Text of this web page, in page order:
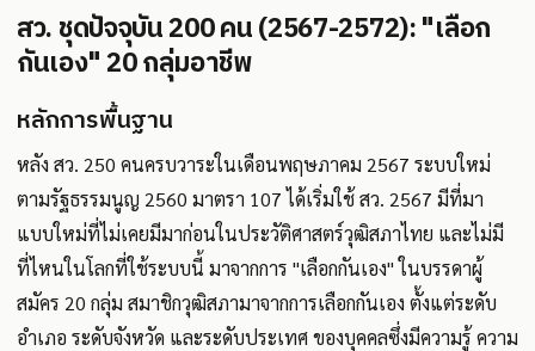
สว. ชุดปัจจุบัน 200 คน (2567-2572): "เลือก
กันเอง" 20 กลุ่มอาชีพ
หลักการพื้นฐาน
หลัง สว. 250 คนครบวาระในเดือนพฤษภาคม 2567 ระบบใหม่
ตามรัฐธรรมนูญ 2560 มาตรา 107 ได้เริ่มใช้ สว. 2567 มีที่มา
แบบใหม่ที่ไม่เคยมีมาก่อนในประวัติศาสตร์วุฒิสภาไทย และไม่มี
ที่ไหนในโลกที่ใช้ระบบนี้ มาจากการ "เลือกกันเอง" ในบรรดาผู้
สมัคร 20 กลุ่ม สมาชิกวุฒิสภามาจากการเลือกกันเอง ตั้งแต่ระดับ
อำเภอ ระดับจังหวัด และระดับประเทศ ของบุคคลซึ่งมีความรู้ ความ